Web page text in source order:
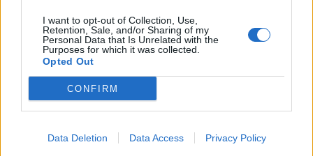
I want to opt-out of Collection, Use,
Retention, Sale, and/or Sharing of my
Personal Data that Is Unrelated with the
Purposes for which it was collected.
Opted Out
CONFIRM
Data Deletion Data Access Privacy Policy